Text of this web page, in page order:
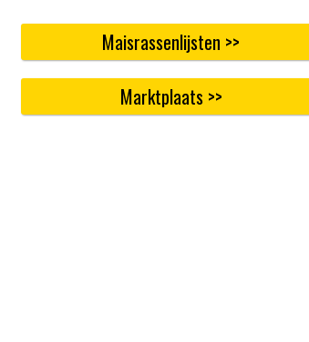
Maisrassenlijsten >>
Marktplaats >>